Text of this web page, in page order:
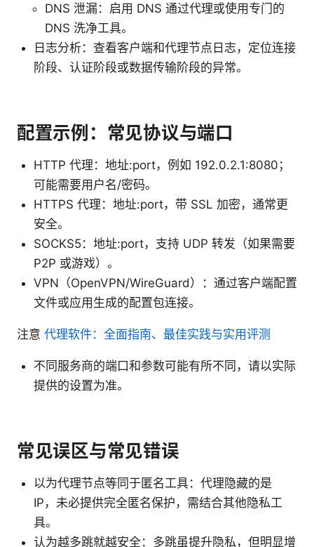
DNS 泄漏：启用 DNS 通过代理或使用专门的
DNS 洗净工具。
日志分析：查看客户端和代理节点日志，定位连接
阶段、认证阶段或数据传输阶段的异常。
配置示例：常见协议与端口
HTTP 代理：地址:port，例如 192.0.2.1:8080；
可能需要用户名/密码。
HTTPS 代理：地址:port，带 SSL 加密，通常更
安全。
SOCKS5：地址:port，支持 UDP 转发（如果需要
P2P 或游戏）。
VPN（OpenVPN/WireGuard）：通过客户端配置
文件或应用生成的配置包连接。
注意 代理软件：全面指南、最佳实践与实用评测
不同服务商的端口和参数可能有所不同，请以实际
提供的设置为准。
常见误区与常见错误
以为代理节点等同于匿名工具：代理隐藏的是
IP，未必提供完全匿名保护，需结合其他隐私工
具。
认为越多跳就越安全：多跳虽提升隐私，但明显增